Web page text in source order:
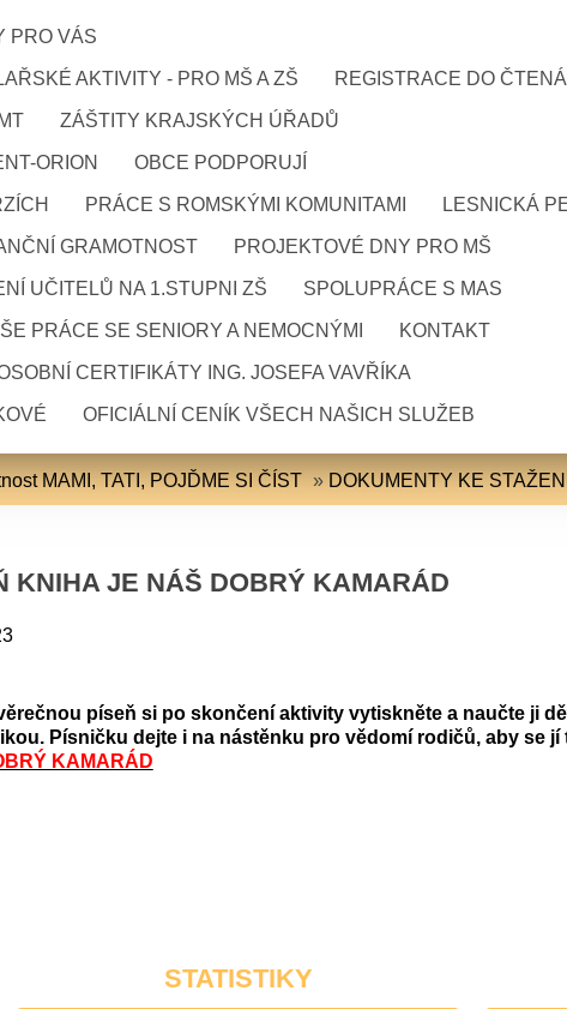
PRO VÁS
AKTIVITY - PRO MŠ A ZŠ REGISTRACE DO
ZÁŠTITY KRAJSKÝCH ÚŘADŮ
ORION OBCE PODPORUJÍ
PRÁCE S ROMSKÝMI KOMUNITAMI LESNICKÁ
GRAMOTNOST PROJEKTOVÉ DNY PRO MŠ
UČITELŮ NA 1.STUPNI ZŠ SPOLUPRÁCE S MAS
PRÁCE SE SENIORY A NEMOCNÝMI KONTAKT
CERTIFIKÁTY ING. JOSEFA VAVŘÍKA
OFICIÁLNÍ CENÍK VŠECH NAŠICH SLUŽEB
MAMI, TATI, POJĎME SI ČÍST » DOKUMENTY KE STAŽENÍ
KNIHA JE NÁŠ DOBRÝ KAMARÁD
píseň si po skončení aktivity vytiskněte a naučte ji
Písničku dejte i na nástěnku pro vědomí rodičů, aby se
KAMARÁD
STATISTIKY